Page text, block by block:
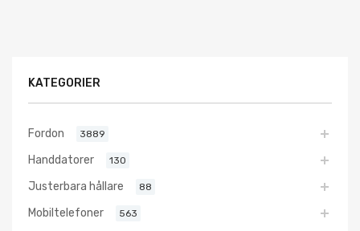
KATEGORIER
Fordon 3889
Handdatorer 130
Justerbara hållare 88
Mobiltelefoner 563